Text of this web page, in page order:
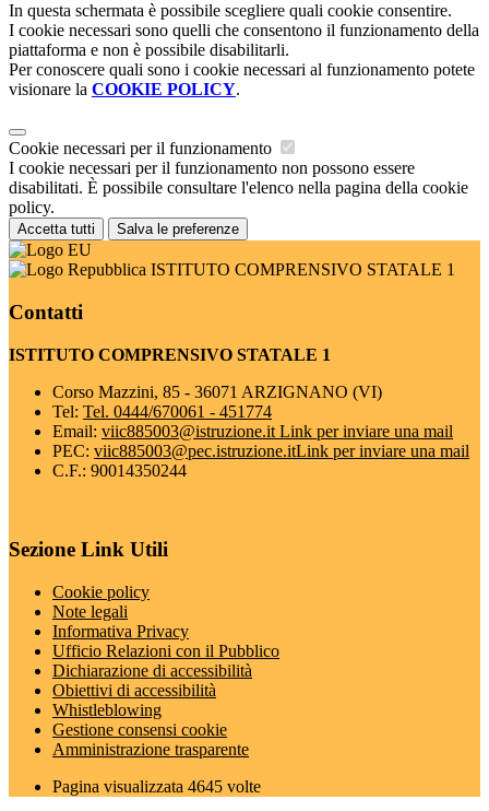
In questa schermata è possibile scegliere quali cookie consentire.
I cookie necessari sono quelli che consentono il funzionamento della
piattaforma e non è possibile disabilitarli.
Per conoscere quali sono i cookie necessari al funzionamento potete
visionare la COOKIE POLICY.
Cookie necessari per il funzionamento
I cookie necessari per il funzionamento non possono essere
disabilitati. È possibile consultare l'elenco nella pagina della cookie
policy.
Accetta tutti Salva le preferenze
ISTITUTO COMPRENSIVO STATALE 1
Contatti
ISTITUTO COMPRENSIVO STATALE 1
Corso Mazzini, 85 - 36071 ARZIGNANO (VI)
Tel: Tel. 0444/670061 - 451774
Email: viic885003@istruzione.it Link per inviare una mail
PEC: viic885003@pec.istruzione.itLink per inviare una mail
C.F.: 90014350244
Sezione Link Utili
Cookie policy
Note legali
Informativa Privacy
Ufficio Relazioni con il Pubblico
Dichiarazione di accessibilità
Obiettivi di accessibilità
Whistleblowing
Gestione consensi cookie
Amministrazione trasparente
Pagina visualizzata 4645 volte